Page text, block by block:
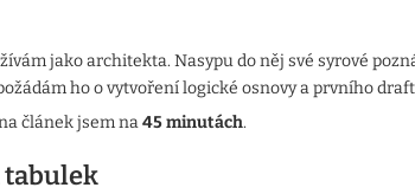
jako architekta. Nasypu do něj své syrové
ho o vytvoření logické osnovy a prvního
článek jsem na45 minutách.
tabulek